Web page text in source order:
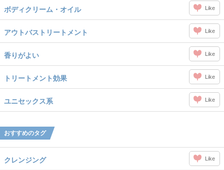
ボディクリーム・オイル Like
アウトバストリートメント Like
香りがよい Like
トリートメント効果 Like
ユニセックス系 Like
おすすめのタグ
クレンジング Like